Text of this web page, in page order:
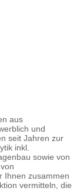
aus
und
seit Jahren zur
inkl.
sowie von
Ihnen zusammen
vermitteln, die